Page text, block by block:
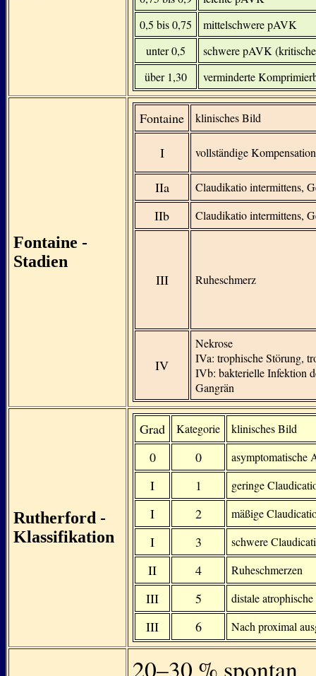
0,5 bis 0,75
mittelschwere pAVK
unter 0,5
schwere pAVK
über 1,30
verminderte
Fontaine -
Stadien
Fontaine klinisches Bild
I vollständige Kompensation
IIa Claudikatio intermittens,
IIb Claudikatio intermittens,
III Ruheschmerz
IV
Nekrose
IVa: trophische Störung,
IVb: bakterielle Infektion
Gangrän
Rutherford -
Klassifikation
Grad Kategorie klinisches Bild
0 0 asymptomatische
I 1 geringe
I 2 mäßige
I 3 schwere
II 4 Ruheschmerzen
III 5 distale
III 6 Nach proximal
20–30 % spontan